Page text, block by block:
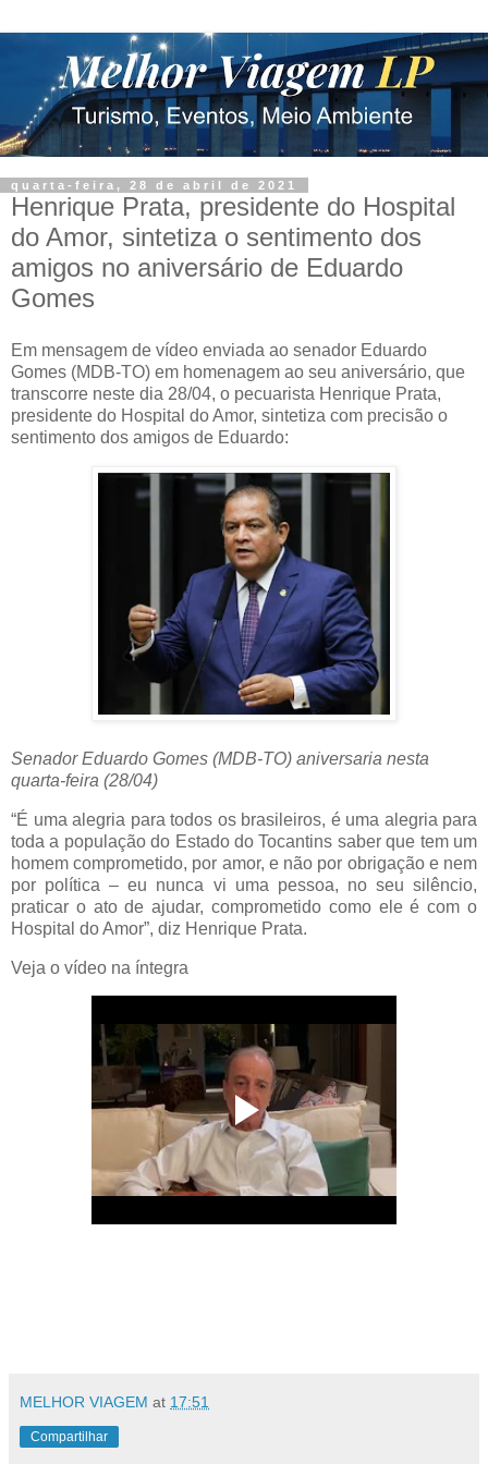
quarta-feira, 28 de abril de 2021
Henrique Prata, presidente do Hospital
do Amor, sintetiza o sentimento dos
amigos no aniversário de Eduardo
Gomes
Em mensagem de vídeo enviada ao senador Eduardo
Gomes (MDB-TO) em homenagem ao seu aniversário, que
transcorre neste dia 28/04, o pecuarista Henrique Prata,
presidente do Hospital do Amor, sintetiza com precisão o
sentimento dos amigos de Eduardo:
Senador Eduardo Gomes (MDB-TO) aniversaria nesta
quarta-feira (28/04)
“É uma alegria para todos os brasileiros, é uma alegria para
toda a população do Estado do Tocantins saber que tem um
homem comprometido, por amor, e não por obrigação e nem
por política – eu nunca vi uma pessoa, no seu silêncio,
praticar o ato de ajudar, comprometido como ele é com o
Hospital do Amor”, diz Henrique Prata.
Veja o vídeo na íntegra
MELHOR VIAGEM at 17:51
Compartilhar